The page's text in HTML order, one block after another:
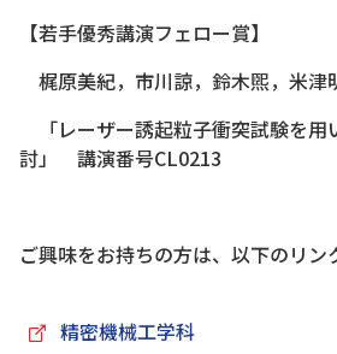
【若手優秀講演フェロー賞】
梶原美紀，市川諒，鈴木煕，米津
「レーザー誘起粒子衝突試験を用
討」 講演番号CL0213
ご興味をお持ちの方は、以下のリン
精密機械工学科